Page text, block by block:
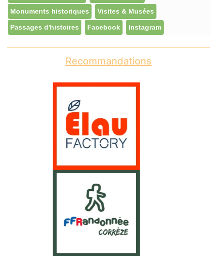
Monuments historiques Visites & Musées
Passages d'histoires Facebook Instagram
Recommandations